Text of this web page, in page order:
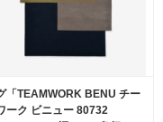
「TEAMWORK BENU チー
ーク ビニュー 80732